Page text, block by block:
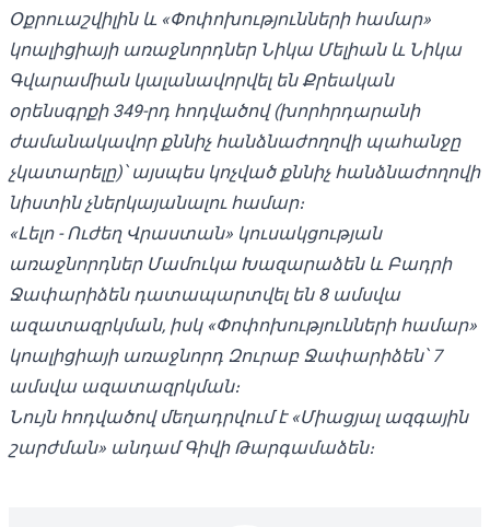
Օքրուաշվիլին և «Փոփոխությունների համար»
կոալիցիայի առաջնորդներ Նիկա Մելիան և Նիկա
Գվարամիան կալանավորվել են Քրեական
օրենսգրքի 349-րդ հոդվածով (խորհրդարանի
ժամանակավոր քննիչ հանձնաժողովի պահանջը
չկատարելը)՝ այսպես կոչված քննիչ հանձնաժողովի
նիստին չներկայանալու համար։
«Լելո - Ուժեղ Վրաստան» կուսակցության
առաջնորդներ Մամուկա Խազարաձեն և Բադրի
Ջափարիձեն դատապարտվել են 8 ամսվա
ազատազրկման, իսկ «Փոփոխությունների համար»
կոալիցիայի առաջնորդ Զուրաբ Ջափարիձեն՝ 7
ամսվա ազատազրկման։
Նույն հոդվածով մեղադրվում է «Միացյալ ազգային
շարժման» անդամ Գիվի Թարգամաձեն։